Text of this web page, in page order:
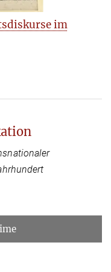
im